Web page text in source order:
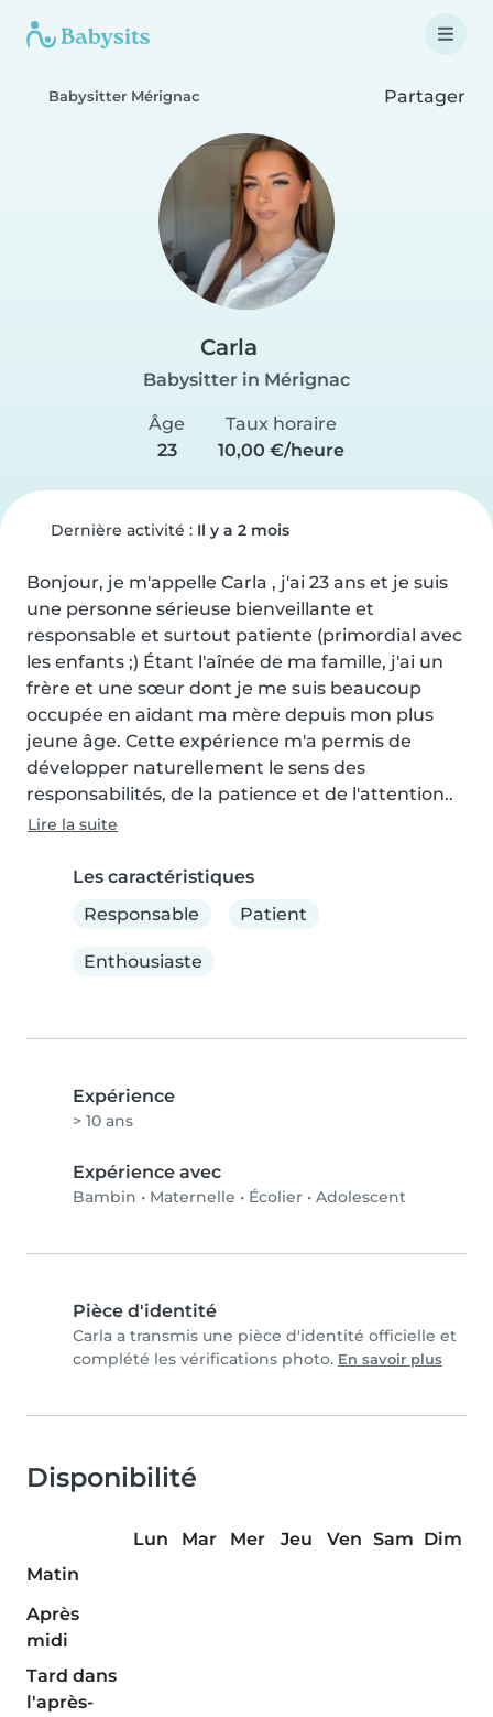
Babysitter Mérignac Partager
Carla
Babysitter in Mérignac
Âge
23
Taux horaire
10,00 €/heure
Dernière activité : Il y a 2 mois
Bonjour, je m'appelle Carla , j'ai 23 ans et je suis
une personne sérieuse bienveillante et
responsable et surtout patiente (primordial avec
les enfants ;) Étant l'aînée de ma famille, j'ai un
frère et une sœur dont je me suis beaucoup
occupée en aidant ma mère depuis mon plus
jeune âge. Cette expérience m'a permis de
développer naturellement le sens des
responsabilités, de la patience et de l'attention..
Lire la suite
Les caractéristiques
Responsable
Patient
Enthousiaste
Expérience
> 10 ans
Expérience avec
Bambin • Maternelle • Écolier • Adolescent
Pièce d'identité
Carla a transmis une pièce d'identité officielle et
complété les vérifications photo. En savoir plus
Disponibilité
Lun Mar Mer Jeu Ven Sam Dim
Matin
Après
midi
Tard dans
l'après-